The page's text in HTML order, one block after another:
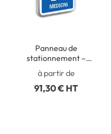
Panneau de
stationnement –
Parking Médecins
à partir de
91,30 € HT